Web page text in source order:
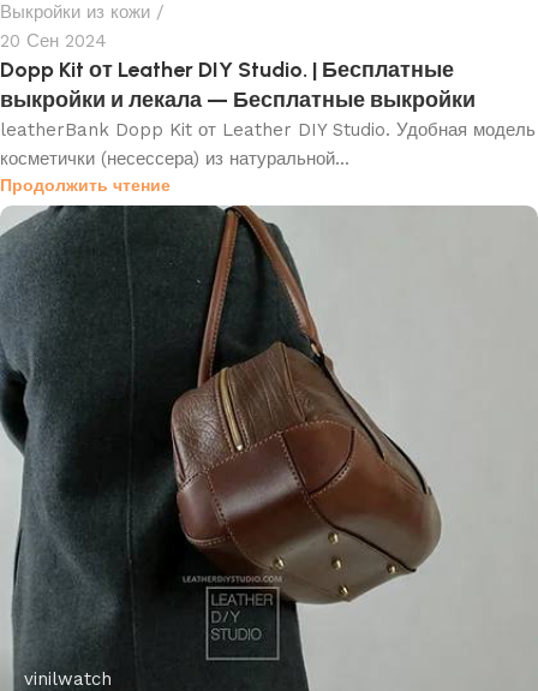
Выкройки из кожи
20 Сен 2024
Dopp Kit от Leather DIY Studio. | Бесплатные
выкройки и лекала — Бесплатные выкройки
leatherBank Dopp Kit от Leather DIY Studio. Удобная модель
косметички (несессера) из натуральной...
Продолжить чтение
vinilwatch